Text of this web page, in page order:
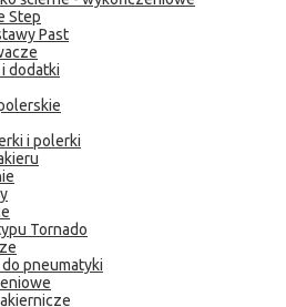
Step
Past
dodatki
i polerki
Tornado
pneumatyki